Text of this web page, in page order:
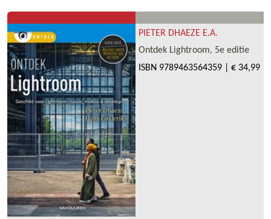
PIETER DHAEZE E.A.
Ontdek Lightroom, 5e editie
ISBN 9789463564359 € 34,99